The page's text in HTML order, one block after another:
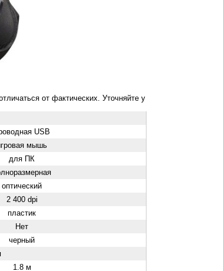
от фактических. Уточняйте у
USB
мышь
для ПК
оптический
2 400 dpi
пластик
Нет
черный
1.8 м